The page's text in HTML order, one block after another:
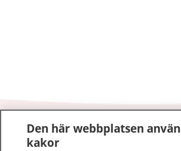
1177–tryggt om din
Den här webbplatsen
kakor